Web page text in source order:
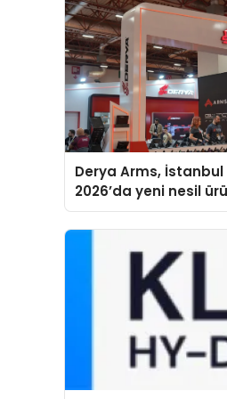
Derya Arms,
2026’da yeni nesil
global marka
sergiledi